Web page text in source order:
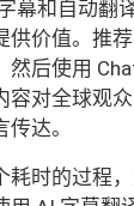
幕和自动翻
供价值。推
后使用
容对全球观
达。
耗时的过程